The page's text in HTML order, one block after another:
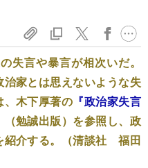
失言や暴言が相次いだ。
家とは思えないような失
、木下厚著の 『政治家失言
（勉誠出版）を参照し、政
紹介する。（清談社 福田